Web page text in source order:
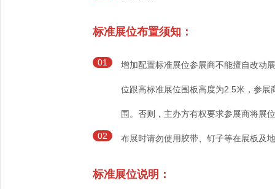
标准展位布置须知：
01 增加配置标准展位参展商不能擅自改动
位跟高标准展位围板高度为2.5米，参
围。否则，主办方有权要求参展商将展
02 布展时请勿使用胶带、钉子等在展板及
标准展位说明：